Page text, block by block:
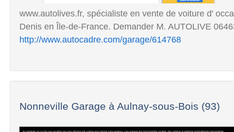
www.autolives.fr, spécialiste en vente de voiture d'
Denis en Île-de-France. Demander M. AUTOLIVE
http://www.autocadre.com/garage/614768
Nonneville Garage à Aulnay-sous-Bois (93)